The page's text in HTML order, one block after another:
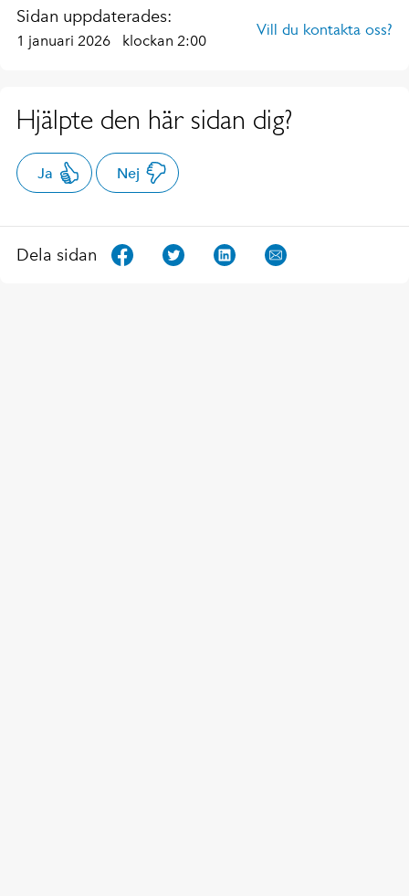
Sidan uppdaterades:
1 januari 2026 klockan 2:00
Vill du kontakta oss?
Hjälpte den här sidan dig?
Ja Nej
Dela sidan